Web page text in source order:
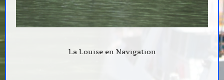
La Louise en Navigation